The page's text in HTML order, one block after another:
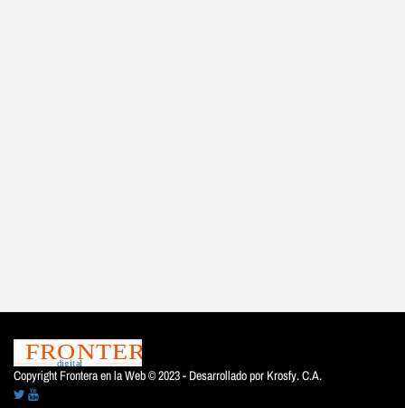
Copyright Frontera en la Web © 2023 - Desarrollado por Krosfy. C.A.